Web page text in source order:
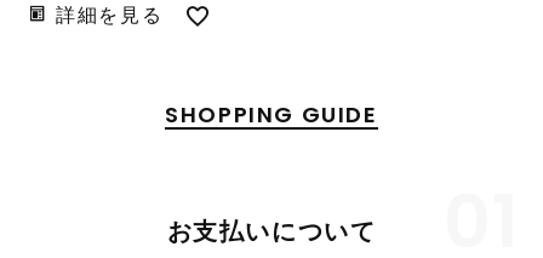
詳細を見る
SHOPPING GUIDE
お支払いについて